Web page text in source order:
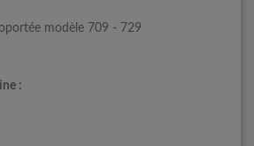
modèle 709 - 729
: